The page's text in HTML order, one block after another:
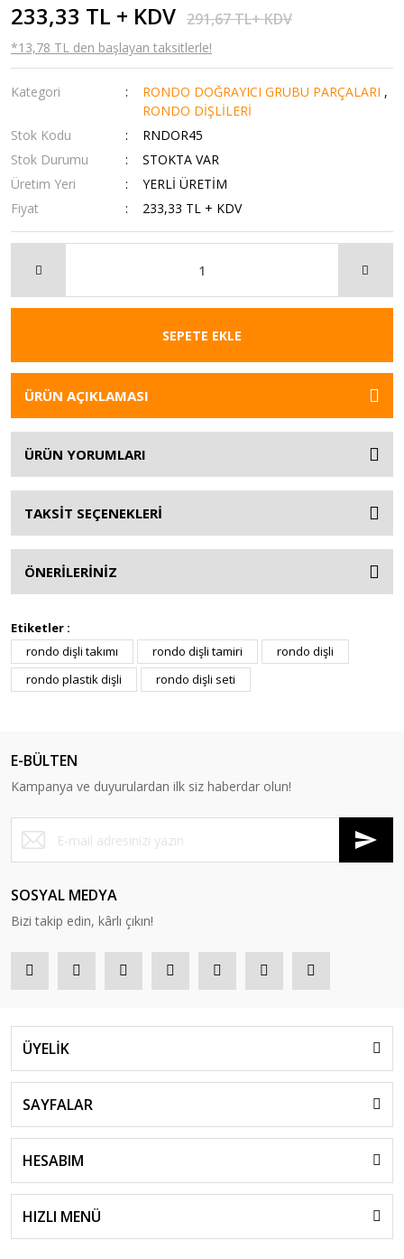
233,33 TL + KDV 291,67 TL+ KDV
*13,78 TL den başlayan taksitlerle!
Kategori RONDO DOĞRAYICI GRUBU PARÇALARI ,
RONDO DİŞLİLERİ
Stok Kodu
RNDOR45
Stok Durumu
STOKTA VAR
Üretim Yeri
YERLİ ÜRETİM
Fiyat
233,33 TL + KDV
SEPETE EKLE
ÜRÜN AÇIKLAMASI
ÜRÜN YORUMLARI
TAKSİT SEÇENEKLERİ
ÖNERİLERİNİZ
Etiketler :
rondo dişli takımı
rondo dişli tamiri
rondo dişli
rondo plastik dişli
rondo dişli seti
E-BÜLTEN
Kampanya ve duyurulardan ilk siz haberdar olun!
SOSYAL MEDYA
Bizi takip edin, kârlı çıkın!
ÜYELİK
SAYFALAR
HESABIM
HIZLI MENÜ